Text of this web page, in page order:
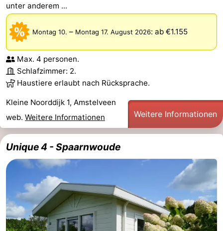
unter anderem ...
Montag 10. – Montag 17. August 2026: ab €1.155
Max. 4 personen.
Schlafzimmer: 2.
Haustiere erlaubt nach Rücksprache.
Kleine Noorddijk 1, Amstelveen
web. Weitere Informationen Weitere Informationen
Unique 4 - Spaarnwoude